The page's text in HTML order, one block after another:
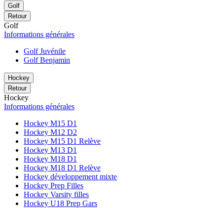
Golf
Retour
Golf
Informations générales
Golf Juvénile
Golf Benjamin
Hockey
Retour
Hockey
Informations générales
Hockey M15 D1
Hockey M12 D2
Hockey M15 D1 Relève
Hockey M13 D1
Hockey M18 D1
Hockey M18 D1 Relève
Hockey développement mixte
Hockey Prep Filles
Hockey Varsity filles
Hockey U18 Prep Gars